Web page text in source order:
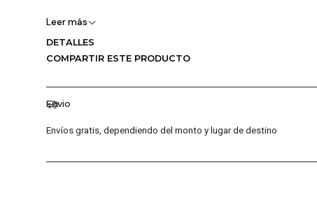
Secado Rápido: Facilita La Evaporación Del Sudor Para
Bolsillos Laterales Abiertos: Para Almacenamiento
¡Material!:
80% Algodón, 20% Poliéster: Combina La Suavidad Del
Leer más
DETALLES
COMPARTIR ESTE PRODUCTO
Envio
Envíos gratis, dependiendo del monto y lugar de destino